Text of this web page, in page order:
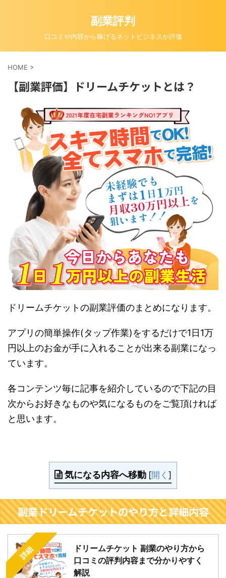
副業評判
口コミや内容から稼げるネットビジネスか評価
HOME >
【副業評価】ドリームチケットとは？
ドリームチケットの副業評価のまとめになります。
アプリの簡単操作(タップ作業)をするだけで1日1万
円以上のお金が手に入れることが出来る副業になっ
ています。
各コンテンツ毎に記事を紹介しているので下記の目
次からお好きなものや気になるものをご覧頂ければ
と思います。
気になる内容へ移動 [開く ]
副業ドリームチケットのやり方と詳細内容
詳細
ドリームチケット 副業のやり方から
口コミの評判内容まで分かりやすく
解説